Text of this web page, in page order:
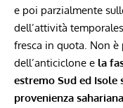
e poi parzialmente
dell’attività
fresca in quota. Non
dell’anticiclone e la
estremo Sud ed Isole
provenienza sahariana